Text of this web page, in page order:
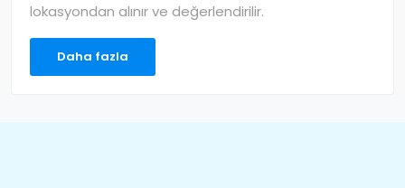
lokasyondan alınır ve değerlendirilir.
Daha fazla